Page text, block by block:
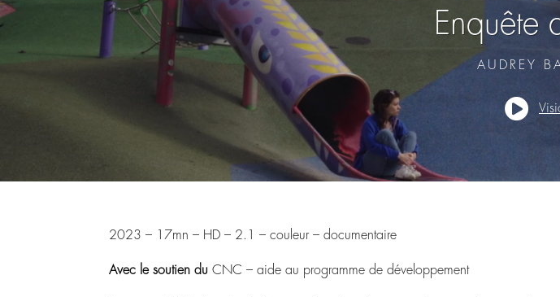
Enquête
AUDREY

2023 – 17mn – HD – 2.1 – couleur – documentaire
Avec le soutien duCNC – aide au programme de développement